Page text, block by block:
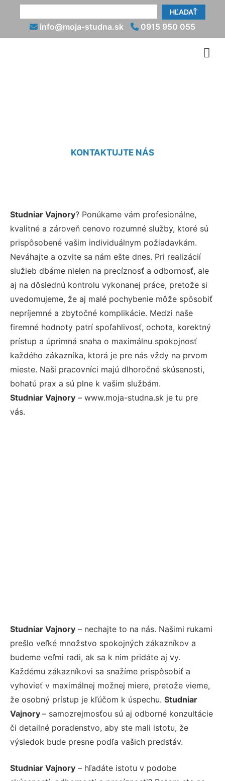
HĽADAŤ
info@moja-studna.sk 0915 950 055
KONTAKTUJTE NÁS
Studniar Vajnory? Ponúkame vám profesionálne,
kvalitné a zároveň cenovo rozumné služby, ktoré sú
prispôsobené vašim individuálnym požiadavkám.
Neváhajte a ozvite sa nám ešte dnes. Pri realizácií
služieb dbáme nielen na precíznosť a odbornosť, ale
aj na dôslednú kontrolu vykonanej práce, pretože si
uvedomujeme, že aj malé pochybenie môže spôsobiť
nepríjemné a zbytočné komplikácie. Medzi naše
firemné hodnoty patrí spoľahlivosť, ochota, korektný
prístup a úprimná snaha o maximálnu spokojnosť
každého zákazníka, ktorá je pre nás vždy na prvom
mieste. Naši pracovníci majú dlhoročné skúsenosti,
bohatú prax a sú plne k vašim službám.
Studniar Vajnory – www.moja-studna.sk je tu pre
vás.
Studniar Vajnory – nechajte to na nás. Našimi rukami
prešlo veľké množstvo spokojných zákazníkov a
budeme veľmi radi, ak sa k nim pridáte aj vy.
Každému zákazníkovi sa snažíme prispôsobiť a
vyhovieť v maximálnej možnej miere, pretože vieme,
že osobný prístup je kľúčom k úspechu. Studniar
Vajnory – samozrejmosťou sú aj odborné konzultácie
či detailné poradenstvo, aby ste mali istotu, že
výsledok bude presne podľa vašich predstáv.
Studniar Vajnory – hľadáte istotu v podobe